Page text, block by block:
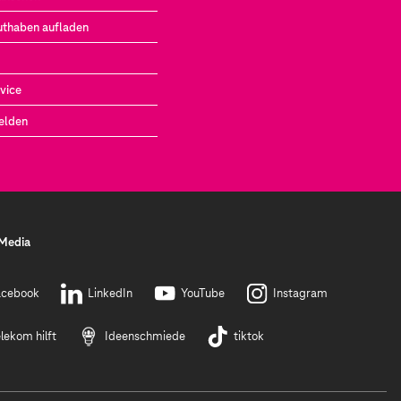
aufladen
LinkedIn YouTube Instagram
hilft Ideenschmiede tiktok